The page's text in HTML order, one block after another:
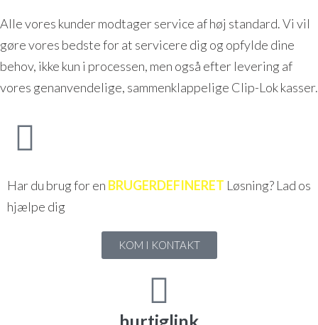
Alle vores kunder modtager service af høj standard. Vi vil
gøre vores bedste for at servicere dig og opfylde dine
behov, ikke kun i processen, men også efter levering af
vores genanvendelige, sammenklappelige Clip-Lok kasser.
Har du brug for en BRUGERDEFINERET Løsning? Lad os
hjælpe dig
KOM I KONTAKT